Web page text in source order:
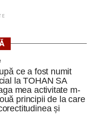
ce a fost numit
la TOHAN SA
mea activitate m-
principii de la care
și